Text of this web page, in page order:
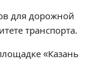
для дорожной
транспорта.
«Казань